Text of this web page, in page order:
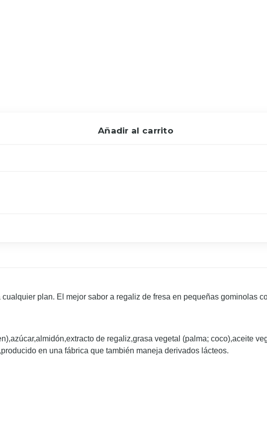
Añadir al carrito
plan. El mejor sabor a regaliz de fresa en pequeñas gominolas
de regaliz,grasa vegetal (palma; coco),aceite
en una fábrica que también maneja derivados lácteos.